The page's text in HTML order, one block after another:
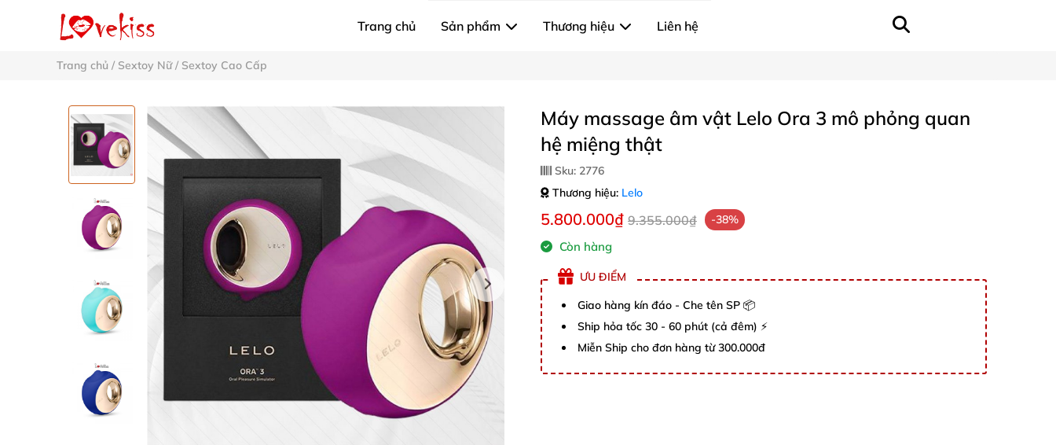
Trang chủ Sản phẩm Thương hiệu Liên hệ
Trang chủ / Sextoy Nữ/ Sextoy Cao Cấp
Máy massage âm vật Lelo Ora 3 mô phỏng quan
hệ miệng thật
Sku: 2776
Thương hiệu: Lelo
5.800.000₫ 9.355.000₫ -38%
Còn hàng
ƯU ĐIỂM
Giao hàng kín đáo - Che tên SP 📦
Ship hỏa tốc 30 - 60 phút (cả đêm) ⚡
Miễn Ship cho đơn hàng từ 300.000đ